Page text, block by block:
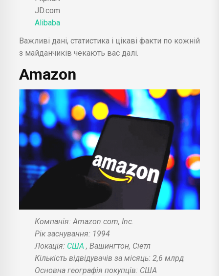
JD.com
Alibaba
Важливі дані, статистика і цікаві факти по кожній
з майданчиків чекають вас далі.
Amazon
Компанія: Amazon.com, Inc.
Рік заснування: 1994
Локація: США , Вашингтон, Сіетл
Кількість відвідувачів за місяць: 2,6 млрд
Основна географія покупців: США